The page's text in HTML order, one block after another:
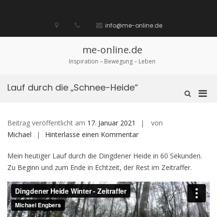
biete
/
Ich
suche
diese
Seite
info@me-online.de
me-online.de
Inspiration – Bewegung – Leben
Such-
Lauf durch die „Schnee-Heide“
Beitrag veröffentlicht am 17. Januar 2021
von
Michael
Hinterlasse einen Kommentarauf
durch
die
„Schnee-
Heide“
Mein heutiger Lauf durch die Dingdener Heide in 60 Sekunden.
Zu Beginn und zum Ende in Echtzeit, der Rest im Zeitraffer.